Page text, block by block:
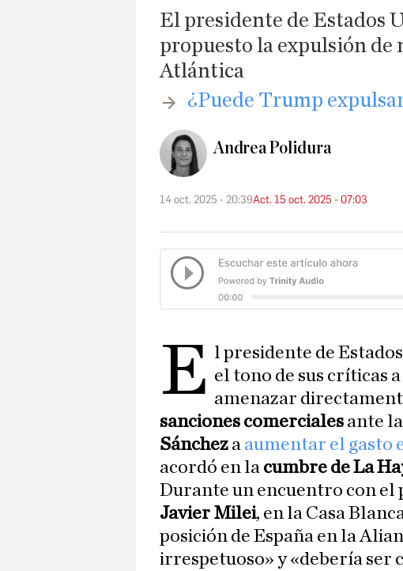
El presidente de Estados
propuesto la expulsión de
Atlántica
¿Puede Trump
Andrea Polidura
14 oct. 2025 - 20:39Act. 15 oct. 2025 - 07:03
E l presidente de
el tono de sus críticas
amenazar
sanciones comerciales ante
Sánchez a aumentar el gasto
acordó en la cumbre de La
Durante un encuentro con el
Javier Milei, en la Casa
posición de España en la
irrespetuoso» y «debería ser